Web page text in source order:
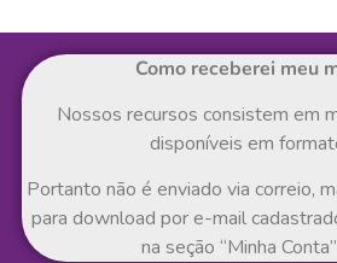
Como receberei meu
Nossos recursos consistem em
disponíveis em
Portanto não é enviado via correio,
para download por e-mail
na seção “Minha